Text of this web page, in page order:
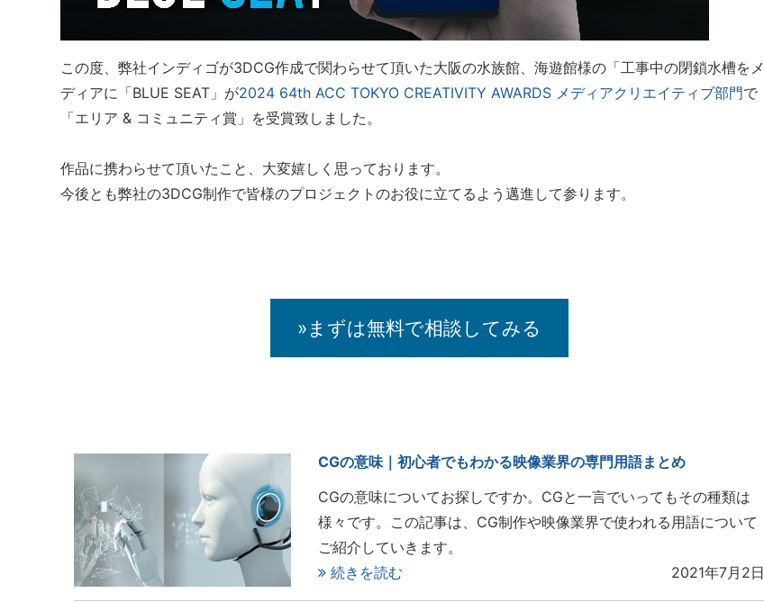
この度、弊社インディゴが3DCG作成で関わらせて頂いた大阪の水族館、海遊館様の「工事中の閉鎖水槽をメ
ディアに「BLUE SEAT」が2024 64th ACC TOKYO CREATIVITY AWARDS メディアクリエイティブ部門で
「エリア & コミュニティ賞」を受賞致しました。
作品に携わらせて頂いたこと、大変嬉しく思っております。
今後とも弊社の3DCG制作で皆様のプロジェクトのお役に立てるよう邁進して参ります。
»まずは無料で相談してみる
CGの意味｜初心者でもわかる映像業界の専門用語まとめ
CGの意味についてお探しですか。CGと一言でいってもその種類は
様々です。この記事は、CG制作や映像業界で使われる用語について
ご紹介していきます。
続きを読む
2021年7月2日